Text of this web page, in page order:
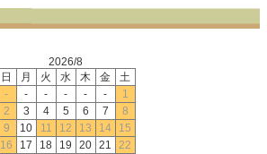
2026/8
日
月 火 水 木 金
土
-
- - - - -
1
2
3 4 5 6 7
8
9
10 11 12 13 14
15
16
17 18 19 20 21 22